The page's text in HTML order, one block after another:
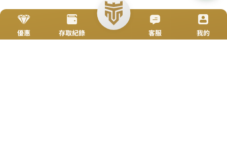
立即來電 加入好友